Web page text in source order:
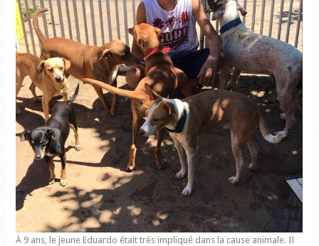
À 9 ans, le jeune Eduardo était très impliqué dans la cause animale. Il